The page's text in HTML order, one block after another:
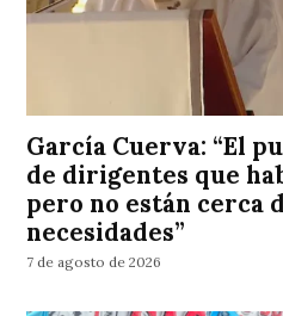
García Cuerva: “El
de dirigentes que
pero no están cerca
necesidades”
7 de agosto de 2026